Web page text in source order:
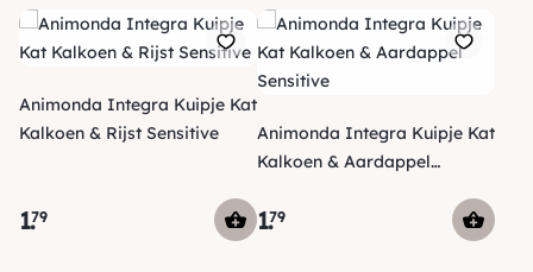
Animonda Integra Kuipje Kat
Kalkoen & Rijst Sensitive
1.79
Animonda Integra Kuipje Kat
Kalkoen & Aardappel
1.79